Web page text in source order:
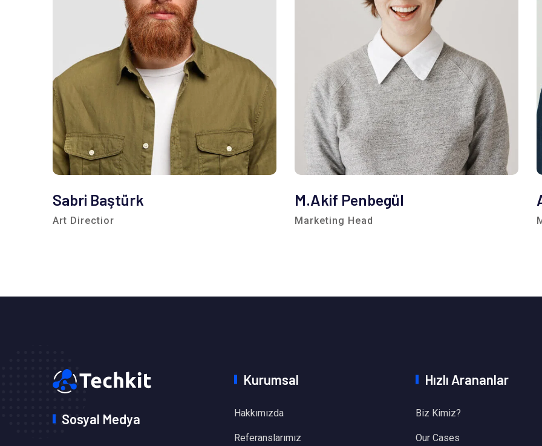
Sabri Baştürk
Art Directior
M.Akif Penbegül
Marketing Head
Sosyal Medya
Kurumsal
Hakkımızda
Referanslarımız
Hızlı Arananlar
Biz Kimiz?
Our Cases